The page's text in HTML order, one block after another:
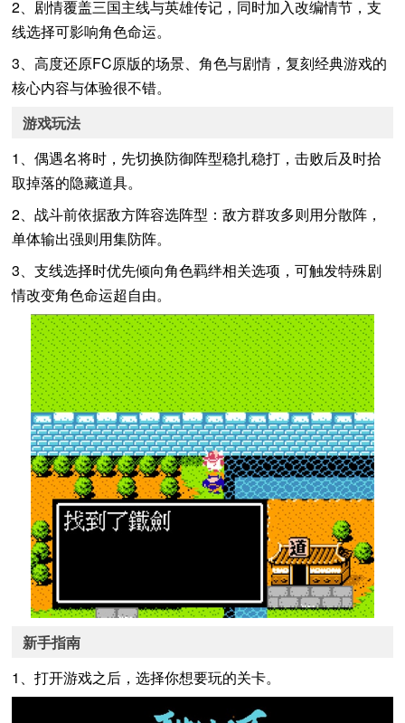
2、剧情覆盖三国主线与英雄传记，同时加入改编情节，支
线选择可影响角色命运。
3、高度还原FC原版的场景、角色与剧情，复刻经典游戏的
核心内容与体验很不错。
游戏玩法
1、偶遇名将时，先切换防御阵型稳扎稳打，击败后及时拾
取掉落的隐藏道具。
2、战斗前依据敌方阵容选阵型：敌方群攻多则用分散阵，
单体输出强则用集防阵。
3、支线选择时优先倾向角色羁绊相关选项，可触发特殊剧
情改变角色命运超自由。
新手指南
1、打开游戏之后，选择你想要玩的关卡。